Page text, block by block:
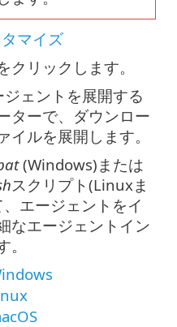
マイズ
クリックします。
ェントを展開する
ターで、ダウンロー
イルを展開します。
(Windows)または
スクリプト(Linuxま
エージェントをイ
なエージェントイン